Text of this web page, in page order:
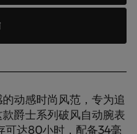
动感时尚风范，专为追
爵士系列破风自动腕表
可达80小时，配备34毫